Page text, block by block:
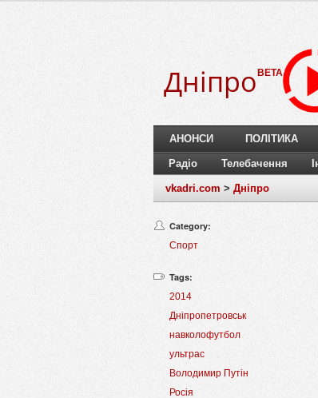
Дніпро BETA
АНОНСИ ПОЛІТИКА
Радіо Телебачення
vkadri.com > Дніпро
Category:
Спорт
Tags:
2014
Дніпропетровськ
навколофутбол
ультрас
Володимир Путін
Росія